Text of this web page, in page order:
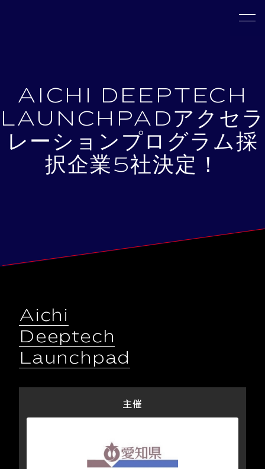
AICHI DEEPTECH
LAUNCHPADアクセラ
レーションプログラム採
択企業5社決定！
Aichi
Deeptech
Launchpad
主催